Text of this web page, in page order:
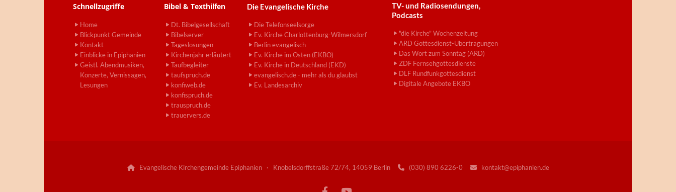
Schnellzugriffe
Home
Blickpunkt Gemeinde
Kontakt
Einblicke in Epiphanien
Geistl. Abendmusiken,
Konzerte, Vernissagen,
Lesungen
Bibel & Texthilfen
Dt. Bibelgesellschaft
Bibelserver
Tageslosungen
Kirchenjahr erläutert
Taufbegleiter
taufspruch.de
konfiweb.de
konfispruch.de
trauspruch.de
trauervers.de
Die Evangelische Kirche
Die Telefonseelsorge
Ev. Kirche Charlottenburg-Wilmersdorf
Berlin evangelisch
Ev. Kirche im Osten (EKBO)
Ev. Kirche in Deutschland (EKD)
evangelisch.de - mehr als du glaubst
Ev. Landesarchiv
TV- und Radiosendungen,
Podcasts
"die Kirche" Wochenzeitung
ARD Gottesdienst-Übertragungen
Das Wort zum Sonntag (ARD)
ZDF Fernsehgottesdienste
DLF Rundfunkgottesdienst
Digitale Angebote EKBO
Evangelische Kirchengemeinde Epiphanien · Knobelsdorffstraße 72/74, 14059 Berlin (030) 890 6226-0 kontakt@epiphanien.de